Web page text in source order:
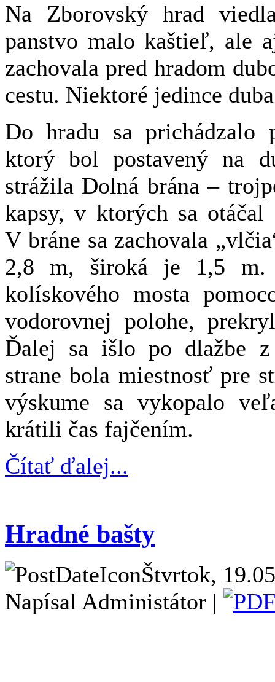
Na Zborovský hrad
panstvo malo kaštieľ, ale
zachovala pred hradom
cestu. Niektoré jedince
Do hradu sa prichádzalo
ktorý bol postavený na
strážila Dolná brána –
kapsy, v ktorých sa
V bráne sa zachovala
2,8 m, široká je 1,5 m.
kolískového mosta
vodorovnej polohe,
Ďalej sa išlo po dlažbe
strane bola miestnosť pre
výskume sa vykopalo
krátili čas fajčením.
Čítať ďalej...
Hradné bašty
Štvrtok,
Napísal Administátor |